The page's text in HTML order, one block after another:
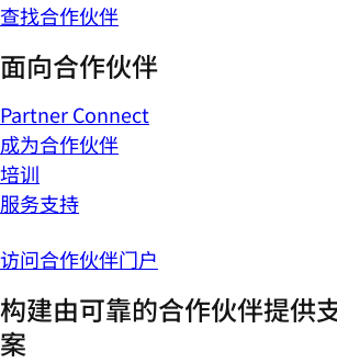
查找合作伙伴
面向合作伙伴
Partner Connect
成为合作伙伴
培训
服务支持
访问合作伙伴门户
构建由可靠的合作伙伴提供
案